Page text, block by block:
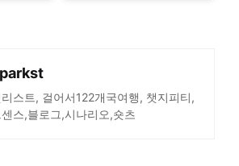
스트, 걸어서122개국여행, 챗지피티,
스,블로그,시나리오,숏츠